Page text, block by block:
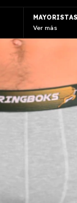
MAYORISTAS
Ver más